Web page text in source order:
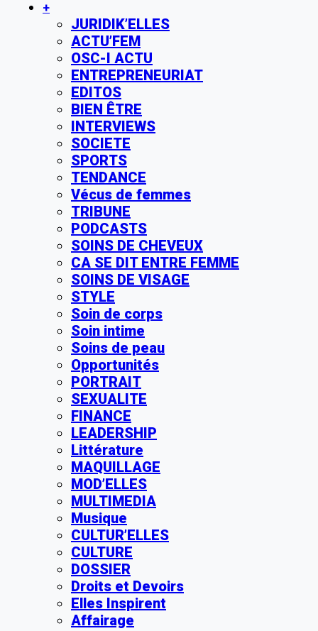
+
JURIDIK’ELLES
ACTU’FEM
OSC-I ACTU
ENTREPRENEURIAT
EDITOS
BIEN ÊTRE
INTERVIEWS
SOCIETE
SPORTS
TENDANCE
Vécus de femmes
TRIBUNE
PODCASTS
SOINS DE CHEVEUX
CA SE DIT ENTRE FEMME
SOINS DE VISAGE
STYLE
Soin de corps
Soin intime
Soins de peau
Opportunités
PORTRAIT
SEXUALITE
FINANCE
LEADERSHIP
Littérature
MAQUILLAGE
MOD’ELLES
MULTIMEDIA
Musique
CULTUR’ELLES
CULTURE
DOSSIER
Droits et Devoirs
Elles Inspirent
Affairage